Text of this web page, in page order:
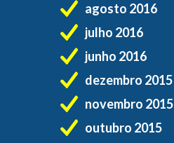
agosto 2016
julho 2016
junho 2016
dezembro 2015
novembro 2015
outubro 2015